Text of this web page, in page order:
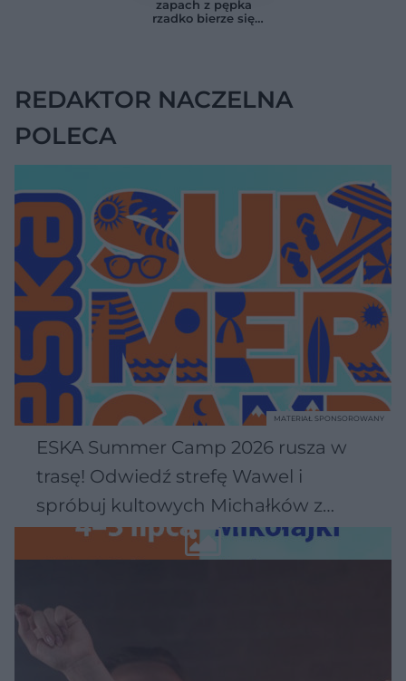
zapach z pępka
rzadko bierze się
REDAKTOR NACZELNA
POLECA
ESKA Summer Camp 2026 rusza w
trasę! Odwiedź strefę Wawel i
spróbuj kultowych Michałków z
Wawelu
MATERIAŁ SPONSOROWANY